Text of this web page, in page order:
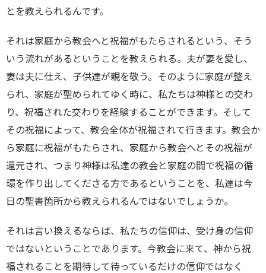
とを教えられるんです。
それは家庭から教会へと祝福がもたらされるという、そう
いう流れがあるということを教えられる。夫が妻を愛し、
妻は夫に仕え、子供達が親を敬う。そのように家庭が整え
られ、家庭が聖められてゆく時に、私たちは神様との交わ
り、祝福された交わりを経験することができます。そして
その祝福によって、教会全体が祝福されて行きます。教会か
ら家庭に祝福がもたらされ、家庭から教会へとその祝福が
還元され、つまり神様は私達の教会と家庭の間で祝福の循
環を作り出してくださる方であるということを、私達は今
日の聖書箇所から教えられるんではないでしょうか。
それは言い換えるならば、私たちの信仰は、受け身の信仰
ではないということであります。今教会に来て、神から祝
福されることを期待して待っているだけの信仰ではなく